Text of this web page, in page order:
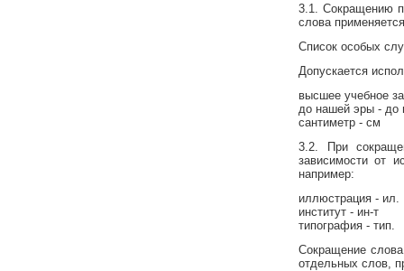
3.1. Сокращению
слова
Список особых
Допускается
высшее учебное
до нашей эры - до
сантиметр - см
3.2. При
зависимости от
например:
иллюстрация - ил.
институт - ин-т
типография - тип.
Сокращение
отдельных слов,